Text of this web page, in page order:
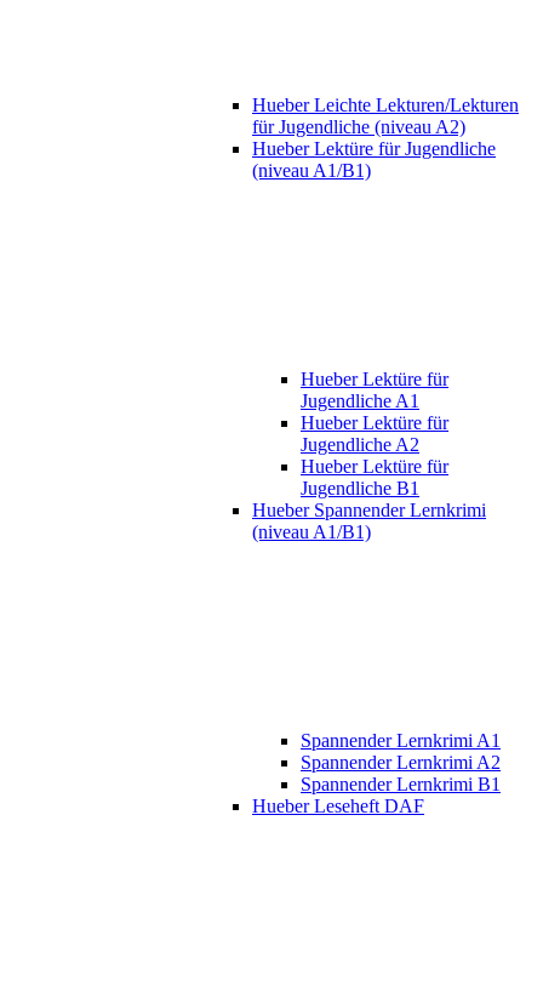
Hueber Leichte Lekturen/Lekturen
für Jugendliche (niveau A2)
Hueber Lektüre für Jugendliche
(niveau A1/B1)
Hueber Lektüre für
Jugendliche A1
Hueber Lektüre für
Jugendliche A2
Hueber Lektüre für
Jugendliche B1
Hueber Spannender Lernkrimi
(niveau A1/B1)
Spannender Lernkrimi A1
Spannender Lernkrimi A2
Spannender Lernkrimi B1
Hueber Leseheft DAF